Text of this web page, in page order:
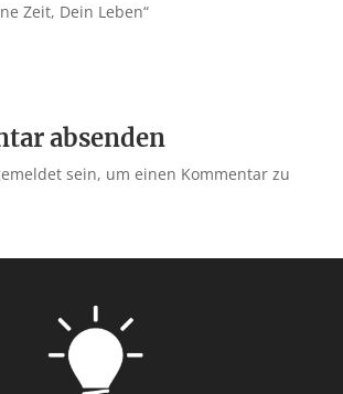
Zeit, Dein Leben“
absenden
sein, um einen Kommentar zu